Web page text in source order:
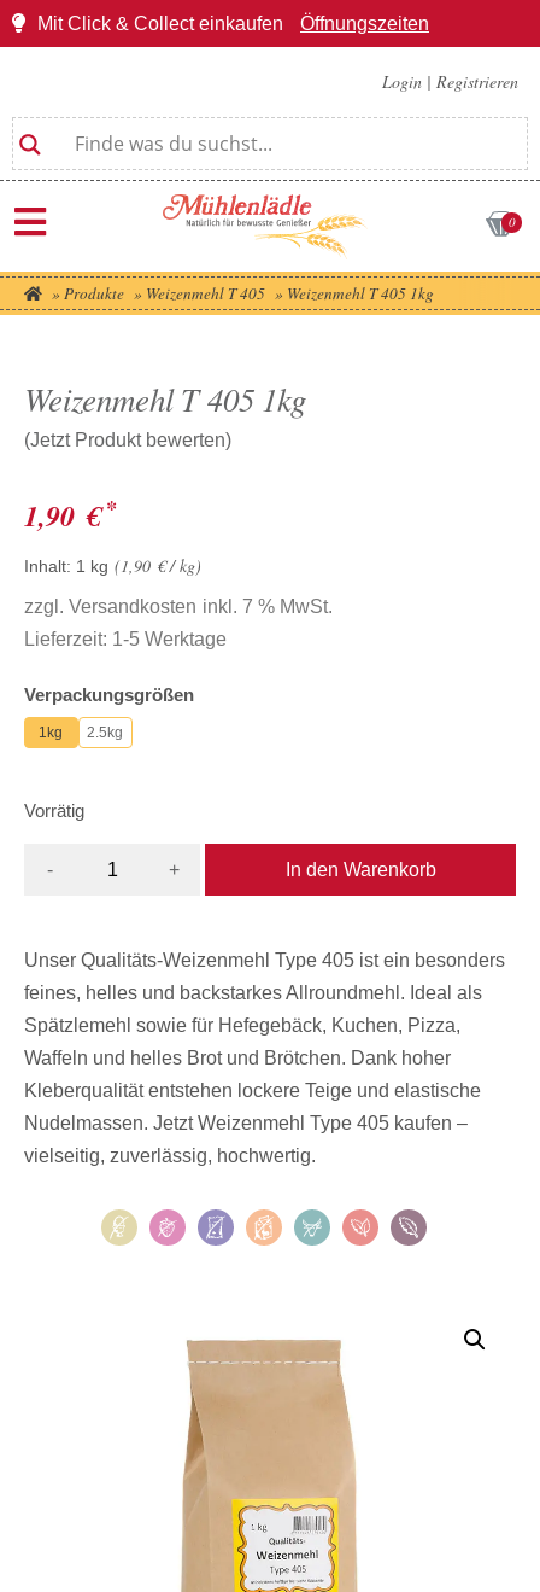
Mit Click & Collect einkaufen Öffnungszeiten
Login | Registrieren
0
» Produkte » Weizenmehl T 405 » Weizenmehl T 405 1kg
Weizenmehl T 405 1kg
(Jetzt Produkt bewerten)
1,90 € *
Inhalt: 1 kg 1,90 €/kg
zzgl. Versandkosten inkl. 7 % MwSt.
Lieferzeit: 1-5 Werktage
Verpackungsgrößen
1kg 2.5kg
Vorrätig
- + In den Warenkorb
Unser Qualitäts-Weizenmehl Type 405 ist ein besonders
feines, helles und backstarkes Allroundmehl. Ideal als
Spätzlemehl sowie für Hefegebäck, Kuchen, Pizza,
Waffeln und helles Brot und Brötchen. Dank hoher
Kleberqualität entstehen lockere Teige und elastische
Nudelmassen. Jetzt Weizenmehl Type 405 kaufen –
vielseitig, zuverlässig, hochwertig.